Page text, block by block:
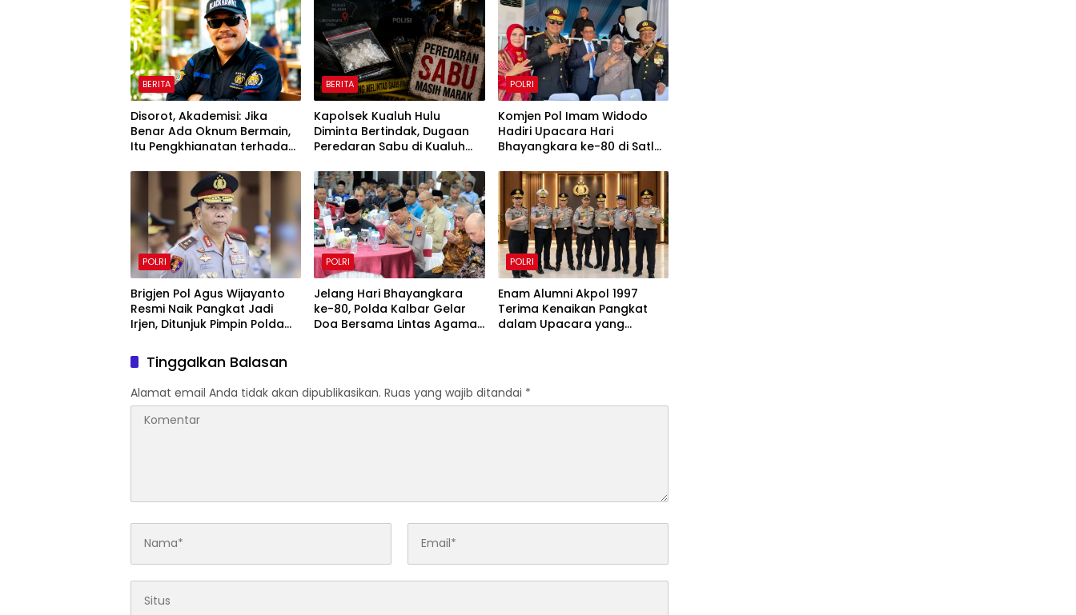
BERITA
Disorot, Akademisi: Jika
Benar Ada Oknum Bermain,
Itu Pengkhianatan terhadap
BERITA
Kapolsek Kualuh Hulu
Diminta Bertindak, Dugaan
Peredaran Sabu di Kualuh
Sorotan Warga
POLRI
Komjen Pol Imam Widodo
Hadiri Upacara Hari
Bhayangkara ke-80 di Satlat
POLRI
Brigjen Pol Agus Wijayanto
Resmi Naik Pangkat Jadi
Irjen, Ditunjuk Pimpin Polda
POLRI
Jelang Hari Bhayangkara
ke-80, Polda Kalbar Gelar
Doa Bersama Lintas Agama
POLRI
Enam Alumni Akpol 1997
Terima Kenaikan Pangkat
dalam Upacara yang
Tinggalkan Balasan
Alamat email Anda tidak akan dipublikasikan. Ruas yang wajib ditandai *